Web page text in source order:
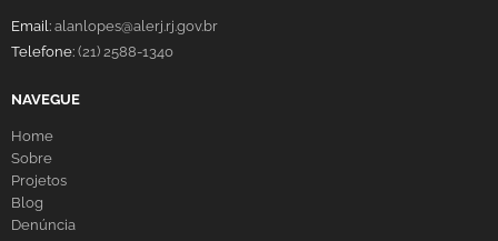
Email: alanlopes@alerj.rj.gov.br
Telefone: (21) 2588-1340
NAVEGUE
Home
Sobre
Projetos
Blog
Denúncia